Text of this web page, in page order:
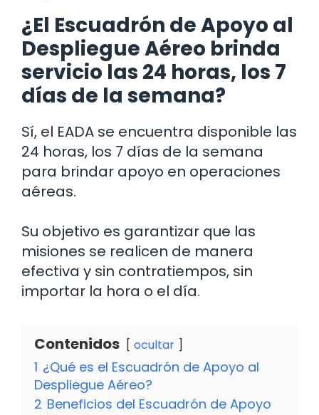
¿El Escuadrón de Apoyo al
Despliegue Aéreo brinda
servicio las 24 horas, los 7
días de la semana?
Sí, el EADA se encuentra disponible las
24 horas, los 7 días de la semana
para brindar apoyo en operaciones
aéreas.
Su objetivo es garantizar que las
misiones se realicen de manera
efectiva y sin contratiempos, sin
importar la hora o el día.
Contenidos ocultar
1 ¿Qué es el Escuadrón de Apoyo al
Despliegue Aéreo?
2 Beneficios del Escuadrón de Apoyo